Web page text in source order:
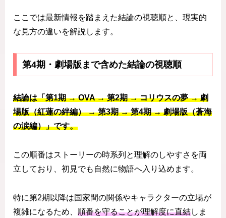
ここでは最新情報を踏まえた結論の視聴順と、現実的
な見方の違いを解説します。
第4期・劇場版まで含めた結論の視聴順
結論は「第1期 → OVA → 第2期 → コリウスの夢 → 劇
場版（紅蓮の絆編） → 第3期 → 第4期 → 劇場版（蒼海
の涙編）」です。
この順番はストーリーの時系列と理解のしやすさを両
立しており、初見でも自然に物語へ入り込めます。
特に第2期以降は国家間の関係やキャラクターの立場が
複雑になるため、 順番を守ることが理解度に直結しま